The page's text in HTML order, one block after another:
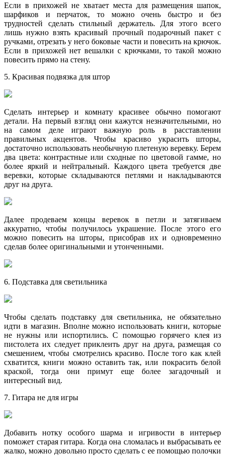
Если в прихожей не хватает места для размещения шапок,
шарфиков и перчаток, то можно очень быстро и без
трудностей сделать стильный держатель. Для этого всего
лишь нужно взять красивый прочный подарочный пакет с
ручками, отрезать у него боковые части и повесить на крючок.
Если в прихожей нет вешалки с крючками, то такой можно
повесить прямо на стену.
5. Красивая подвязка для штор
Сделать интерьер и комнату красивее обычно помогают
детали. На первый взгляд они кажутся незначительными, но
на самом деле играют важную роль в расставлении
правильных акцентов. Чтобы красиво украсить шторы,
достаточно использовать необычную плетеную веревку. Берем
два цвета: контрастные или сходные по цветовой гамме, но
более яркий и нейтральный. Каждого цвета требуется две
веревки, которые складываются петлями и накладываются
друг на друга.
Далее продеваем концы веревок в петли и затягиваем
аккуратно, чтобы получилось украшение. После этого его
можно повесить на шторы, присобрав их и одновременно
сделав более оригинальными и утонченными.
6. Подставка для светильника
Чтобы сделать подставку для светильника, не обязательно
идти в магазин. Вполне можно использовать книги, которые
не нужны или испортились. С помощью горячего клея из
пистолета их следует приклеить друг на друга, размещая со
смешением, чтобы смотрелись красиво. После того как клей
схватится, книги можно оставить так, или покрасить белой
краской, тогда они примут еще более загадочный и
интересный вид.
7. Гитара не для игры
Добавить нотку особого шарма и игривости в интерьер
поможет старая гитара. Когда она сломалась и выбрасывать ее
жалко, можно довольно просто сделать с ее помощью полочки